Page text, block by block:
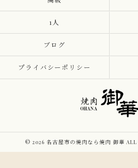
1人
ブログ
プライバシーポリシー
© 2026 名古屋市の焼肉なら焼肉 御華 ALL